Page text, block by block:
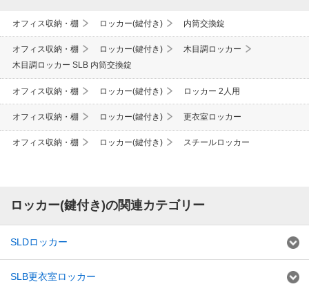
オフィス収納・棚 ロッカー(鍵付き) 内筒交換錠
オフィス収納・棚 ロッカー(鍵付き)
木目調ロッカー
木目調ロッカー SLB 内筒交換錠
オフィス収納・棚 ロッカー(鍵付き) ロッカー 2人用
オフィス収納・棚 ロッカー(鍵付き) 更衣室ロッカー
オフィス収納・棚 ロッカー(鍵付き) スチールロッカー
ロッカー(鍵付き)の関連カテゴリー
SLDロッカー
SLB更衣室ロッカー